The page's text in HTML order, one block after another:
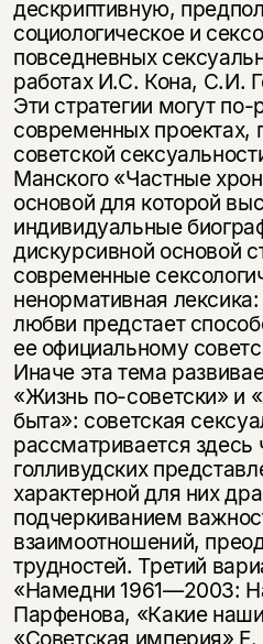
дескриптивную,
социологическое и
повседневных
работах И.С. Кона, С.И.
Эти стратегии могут
современных проектах,
советской
Манского «Частные
основой для которой
индивидуальные
дискурсивной основой
современные
ненормативная
любви предстает
ее официальному
Иначе эта тема
«Жизнь по-советски» и
быта»: со­ветская
рассматривается здесь
голливудских
характерной для них
подчеркиванием
взаимоотношений,
трудностей. Третий
«Намедни 1961—2003:
Парфенова, «Какие